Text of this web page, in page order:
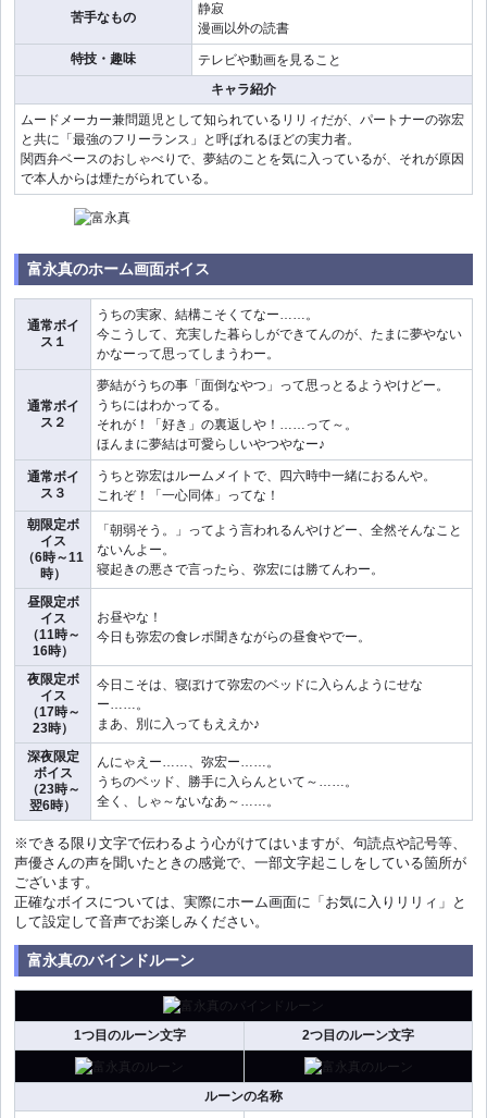
苦手なもの
静寂
漫画以外の読書
特技・趣味
テレビや動画を見ること
キャラ紹介
ムードメーカー兼問題児として知られているリリィだが、パートナーの弥宏
と共に「最強のフリーランス」と呼ばれるほどの実力者。
関西弁ベースのおしゃべりで、夢結のことを気に入っているが、それが原因
で本人からは煙たがられている。
富永真のホーム画面ボイス
通常ボイ
ス１
うちの実家、結構こそくてなー……。
今こうして、充実した暮らしができてんのが、たまに夢やない
かなーって思ってしまうわー。
通常ボイ
ス２
夢結がうちの事「面倒なやつ」って思っとるようやけどー。
うちにはわかってる。
それが！「好き」の裏返しや！……って～。
ほんまに夢結は可愛らしいやつやなー♪
通常ボイ
ス３
うちと弥宏はルームメイトで、四六時中一緒におるんや。
これぞ！「一心同体」ってな！
朝限定ボ
イス
（6時～11
時）
「朝弱そう。」ってよう言われるんやけどー、全然そんなこと
ないんよー。
寝起きの悪さで言ったら、弥宏には勝てんわー。
昼限定ボ
イス
（11時～
16時）
お昼やな！
今日も弥宏の食レポ聞きながらの昼食やでー。
夜限定ボ
イス
（17時～
23時）
今日こそは、寝ぼけて弥宏のベッドに入らんようにせな
ー……。
まあ、別に入ってもええか♪
深夜限定
ボイス
（23時～
翌6時）
んにゃえー……、弥宏ー……。
うちのベッド、勝手に入らんといて～……。
全く、しゃ～ないなあ～……。
※できる限り文字で伝わるよう心がけてはいますが、句読点や記号等、
声優さんの声を聞いたときの感覚で、一部文字起こしをしている箇所が
ございます。
正確なボイスについては、実際にホーム画面に「お気に入りリリィ」と
して設定して音声でお楽しみください。
富永真のバインドルーン
1つ目のルーン文字 2つ目のルーン文字
ルーンの名称